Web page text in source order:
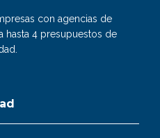
con agencias de
hasta 4 presupuestos de